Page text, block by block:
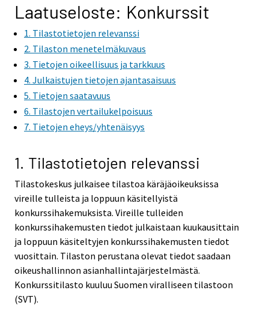
Laatuseloste: Konkurssit
1. Tilastotietojen relevanssi
2. Tilaston menetelmäkuvaus
3. Tietojen oikeellisuus ja tarkkuus
4. Julkaistujen tietojen ajantasaisuus
5. Tietojen saatavuus
6. Tilastojen vertailukelpoisuus
7. Tietojen eheys/yhtenäisyys
1. Tilastotietojen relevanssi
Tilastokeskus julkaisee tilastoa käräjäoikeuksissa
vireille tulleista ja loppuun käsitellyistä
konkurssihakemuksista. Vireille tulleiden
konkurssihakemusten tiedot julkaistaan kuukausittain
ja loppuun käsiteltyjen konkurssihakemusten tiedot
vuosittain. Tilaston perustana olevat tiedot saadaan
oikeushallinnon asianhallintajärjestelmästä.
Konkurssitilasto kuuluu Suomen viralliseen tilastoon
(SVT).